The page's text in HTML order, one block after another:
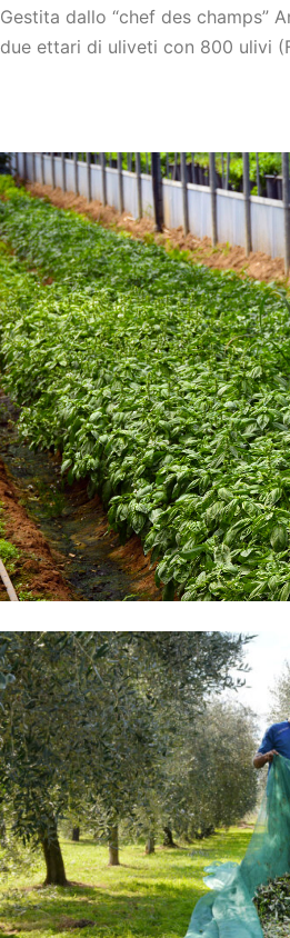
Gestita dallo “chef des champs”
due ettari di uliveti con 800 ulivi